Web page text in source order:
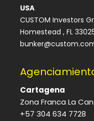
USA
CUSTOM Investors
Homestead , FL
Cartagena
Zona Franca La
+57 304 634 7728